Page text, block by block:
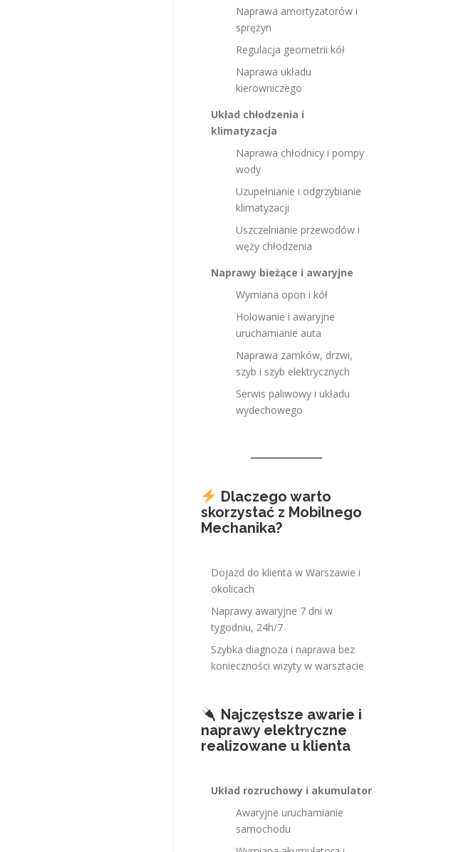
Naprawa amortyzatorów i
sprężyn
Regulacja geometrii kół
Naprawa układu
kierowniczego
Układ chłodzenia i
klimatyzacja
Naprawa chłodnicy i pompy
wody
Uzupełnianie i odgrzybianie
klimatyzacji
Uszczelnianie przewodów i
węży chłodzenia
Naprawy bieżące i awaryjne
Wymiana opon i kół
Holowanie i awaryjne
uruchamianie auta
Naprawa zamków, drzwi,
szyb i szyb elektrycznych
Serwis paliwowy i układu
wydechowego
Dlaczego warto
skorzystać z Mobilnego
Mechanika?
Dojazd do klienta w Warszawie i
okolicach
Naprawy awaryjne 7 dni w
tygodniu, 24h/7
Szybka diagnoza i naprawa bez
konieczności wizyty w warsztacie
Najczęstsze awarie i
naprawy elektryczne
realizowane u klienta
Układ rozruchowy i akumulator
Awaryjne uruchamianie
samochodu